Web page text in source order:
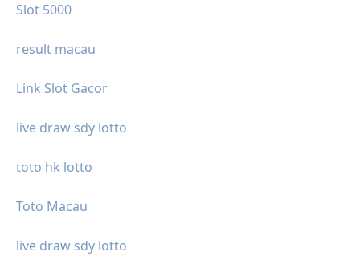
Slot 5000
result macau
Link Slot Gacor
live draw sdy lotto
toto hk lotto
Toto Macau
live draw sdy lotto